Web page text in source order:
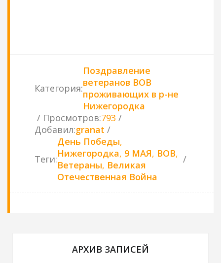
Категория:
Поздравление
ветеранов ВОВ
проживающих в р-не
Нижегородка
Просмотров:793
Добавил:granat
Теги:
День Победы,
Нижегородка, 9 МАЯ, ВОВ,
Ветераны, Великая
Отечественная Война
АРХИВ ЗАПИСЕЙ